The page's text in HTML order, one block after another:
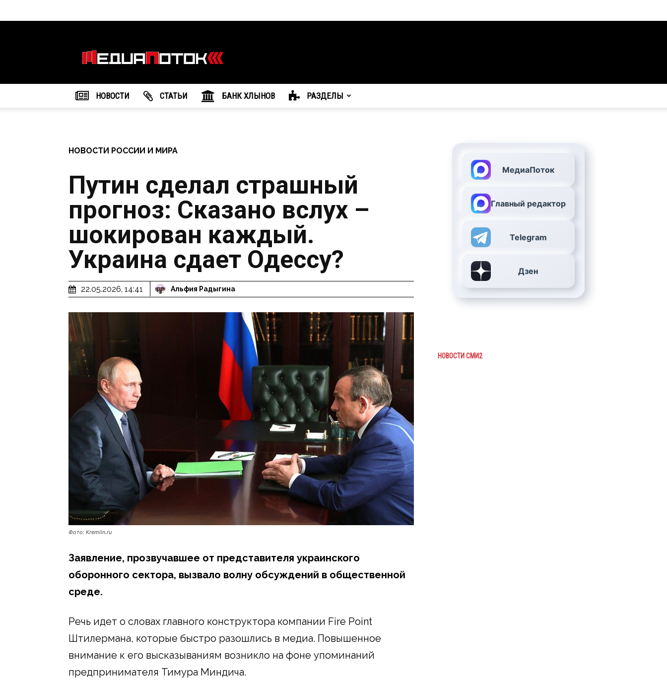
агентство
"МедиаПоток"
НОВОСТИ CТАТЬИ БАНК ХЛЫНОВ РАЗДЕЛЫ
НОВОСТИ РОССИИ И МИРА
Путин сделал страшный
прогноз: Сказано вслух –
шокирован каждый.
Украина сдает Одессу?
22.05.2026, 14:41 Альфия Радыгина
Фото: Kremlin.ru
Заявление, прозвучавшее от представителя украинского
оборонного сектора, вызвало волну обсуждений в общественной
среде.
Речь идет о словах главного конструктора компании Fire Point
Штилермана, которые быстро разошлись в медиа. Повышенное
внимание к его высказываниям возникло на фоне упоминаний
предпринимателя Тимура Миндича.
МедиаПоток
Главный редактор
Telegram
Дзен
НОВОСТИ СМИ2